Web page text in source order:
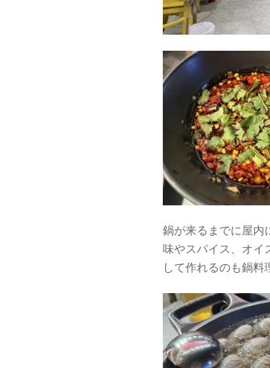
鍋が来るまでに屋内
味やスパイス、オイ
して作れるのも鍋料